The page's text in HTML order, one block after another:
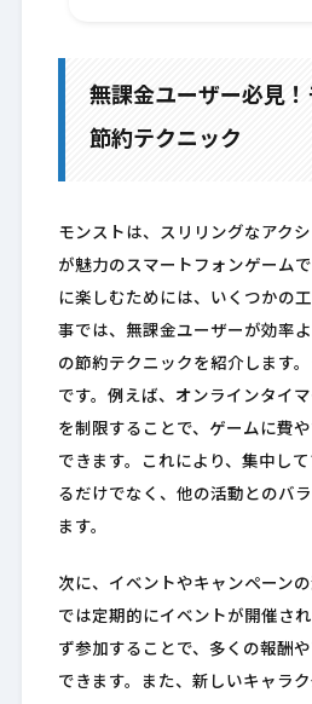
無課金ユーザー必見
節約テクニック
モンストは、スリリングなアク
が魅力のスマートフォンゲーム
に楽しむためには、いくつかの
事では、無課金ユーザーが効率
の節約テクニックを紹介します
です。例えば、オンラインタイ
を制限することで、ゲームに費
できます。これにより、集中し
るだけでなく、他の活動とのバ
ます。
次に、イベントやキャンペーン
では定期的にイベントが開催さ
ず参加することで、多くの報酬
できます。また、新しいキャラ